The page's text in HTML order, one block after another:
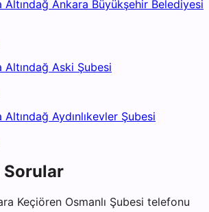
Altındağ Ankara Büyükşehir Belediyesi
Altındağ Aski Şubesi
Aydınlıkevler Şubesi
Sorular
Keçiören Osmanlı Şubesi telefonu